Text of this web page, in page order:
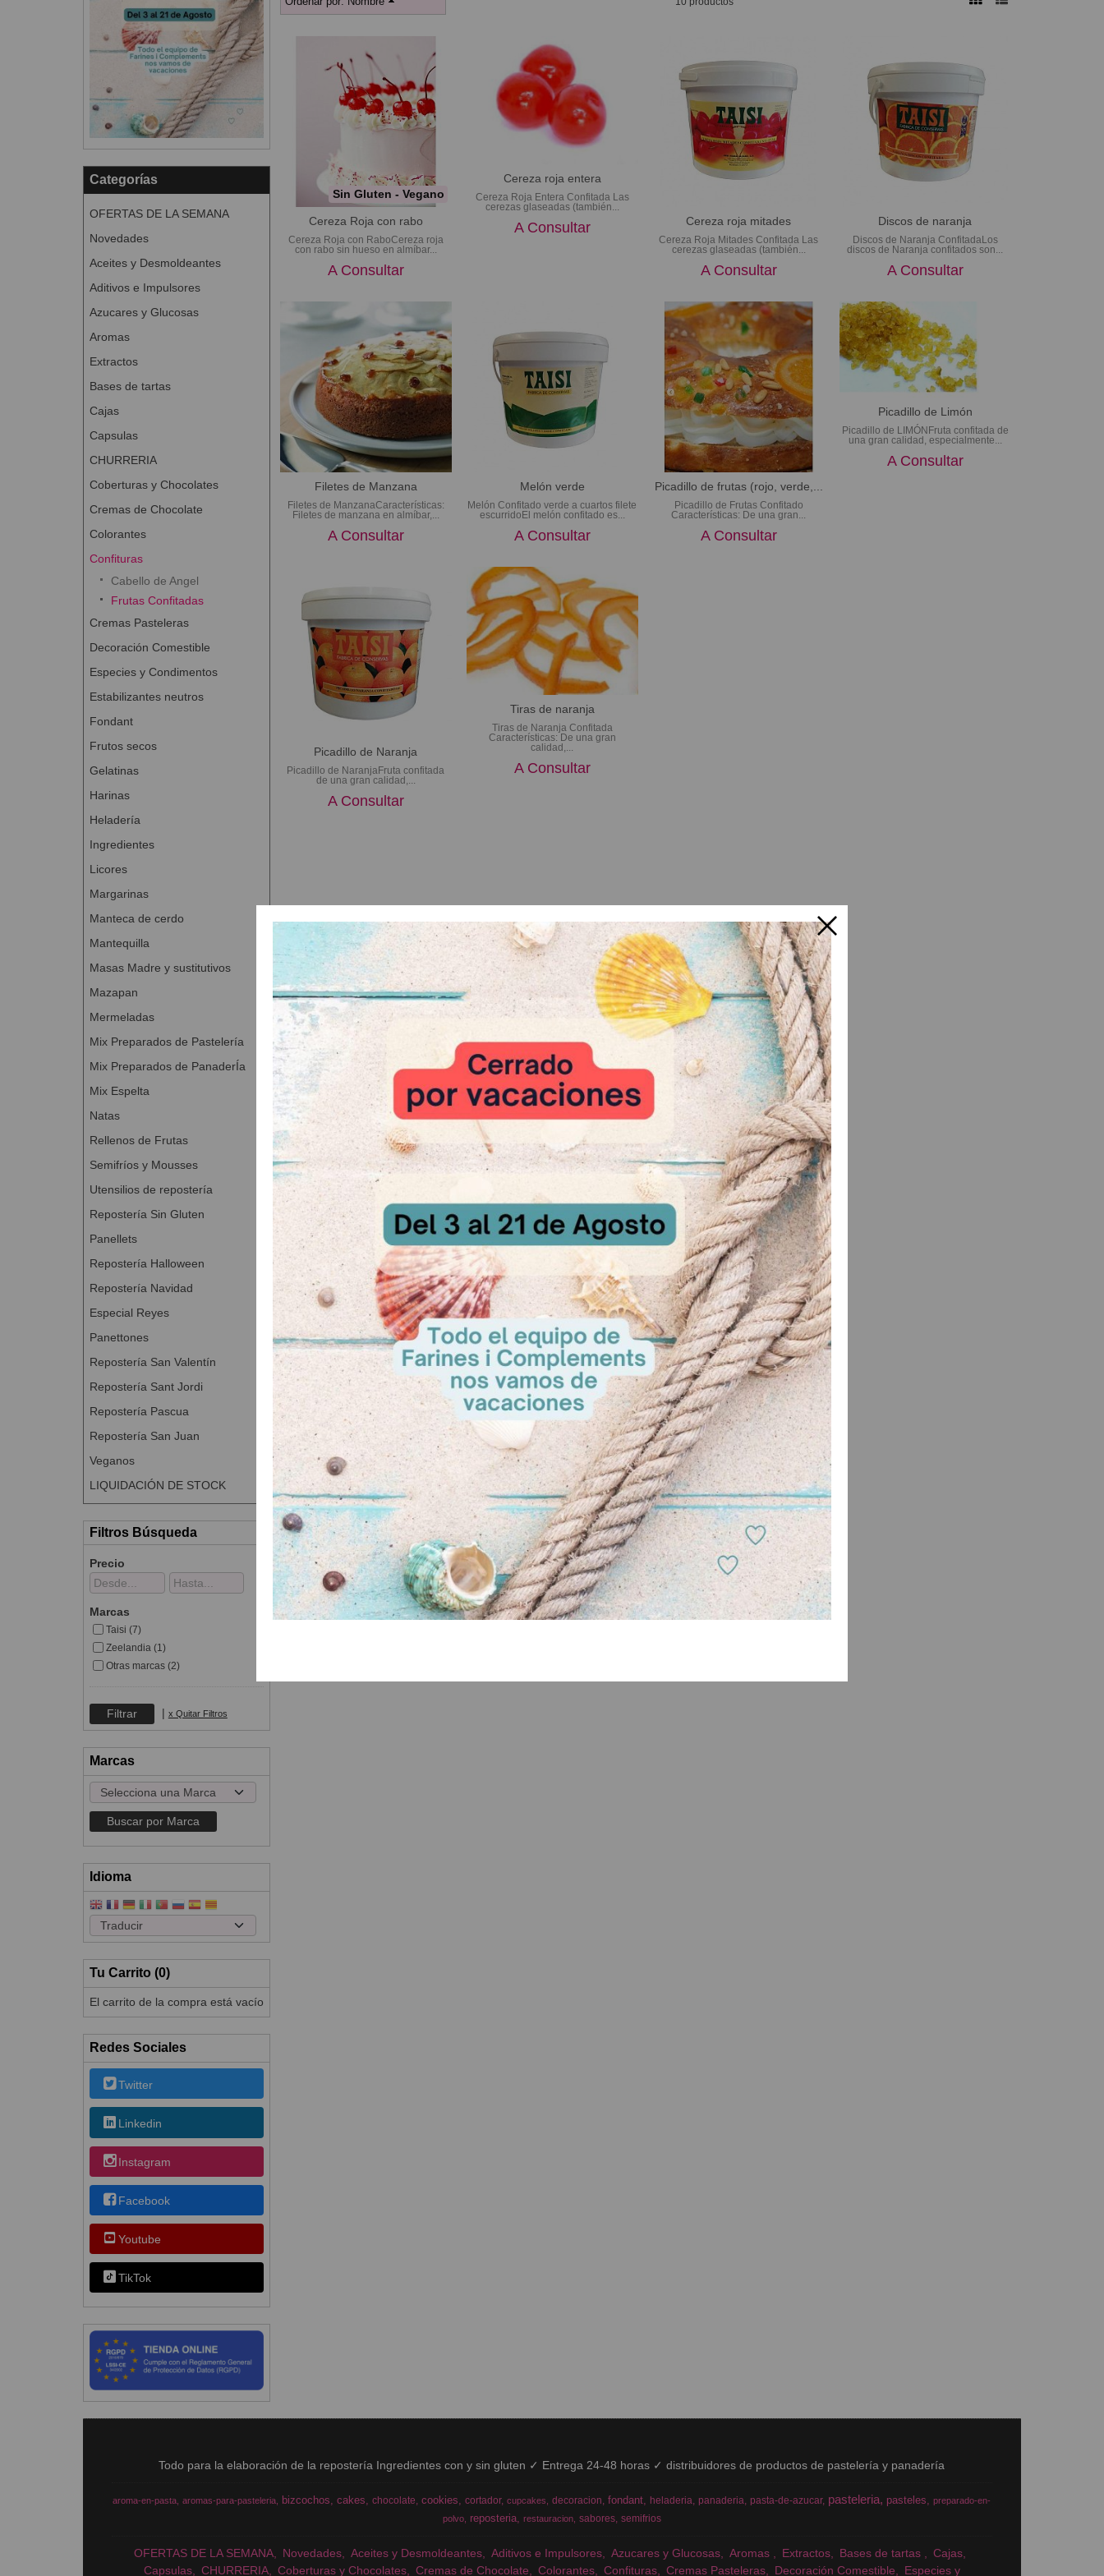
Categorías
OFERTAS DE LA SEMANA
Novedades
Aceites y Desmoldeantes
Aditivos e Impulsores
Azucares y Glucosas
Aromas
Extractos
Bases de tartas
Cajas
Capsulas
CHURRERIA
Coberturas y Chocolates
Cremas de Chocolate
Colorantes
Confituras
Cabello de Angel
Frutas Confitadas
Cremas Pasteleras
Decoración Comestible
Especies y Condimentos
Estabilizantes neutros
Fondant
Frutos secos
Gelatinas
Harinas
Heladería
Ingredientes
Licores
Margarinas
Manteca de cerdo
Mantequilla
Masas Madre y sustitutivos
Mazapan
Mermeladas
Mix Preparados de Pastelería
Mix Preparados de PanaderÍa
Mix Espelta
Natas
Rellenos de Frutas
Semifríos y Mousses
Utensilios de repostería
Repostería Sin Gluten
Panellets
Repostería Halloween
Repostería Navidad
Especial Reyes
Panettones
Repostería San Valentín
Repostería Sant Jordi
Repostería Pascua
Repostería San Juan
Veganos
LIQUIDACIÓN DE STOCK
Filtros Búsqueda
Precio
Marcas
Taisi (7)
Zeelandia (1)
Otras marcas (2)
| x Quitar Filtros
Marcas
Idioma
Tu Carrito (0)
El carrito de la compra está vacío
Redes Sociales
Twitter
Linkedin
Instagram
Facebook
Youtube
TikTok
Sin Gluten - Vegano
Cereza Roja con rabo
Cereza Roja con RaboCereza roja
con rabo sin hueso en almíbar...
A Consultar
Cereza roja entera
Cereza Roja Entera Confitada Las
cerezas glaseadas (también...
A Consultar Cereza roja mitades
Cereza Roja Mitades Confitada Las
cerezas glaseadas (también...
A Consultar
Discos de naranja
Discos de Naranja ConfitadaLos
discos de Naranja confitados son...
A Consultar
Filetes de Manzana
Filetes de ManzanaCaracterísticas:
Filetes de manzana en almíbar,...
A Consultar
Melón verde
Melón Confitado verde a cuartos filete
escurridoEl melón confitado es...
A Consultar
Picadillo de frutas (rojo, verde,...
Picadillo de Frutas Confitado
Características: De una gran...
A Consultar
Picadillo de Limón
Picadillo de LIMÓNFruta confitada de
una gran calidad, especialmente...
A Consultar
Picadillo de Naranja
Picadillo de NaranjaFruta confitada
de una gran calidad,...
A Consultar
Tiras de naranja
Tiras de Naranja Confitada
Características: De una gran
calidad,...
A Consultar
Todo para la elaboración de la repostería Ingredientes con y sin gluten ✓ Entrega 24-48 horas ✓ distribuidores de productos de pastelería y panadería
aroma-en-pasta aromas-para-pasteleria bizcochos cakes chocolate cookies cortador cupcakes decoracion fondant heladeria panaderia pasta-de-azucar pasteleria pasteles
preparado-en-
polvo
reposteria restauracion sabores semifrios
OFERTAS DE LA SEMANA Novedades Aceites y Desmoldeantes Aditivos e Impulsores Azucares y Glucosas Aromas Extractos Bases de tartas
Cajas
Capsulas
CHURRERIA Coberturas y Chocolates Cremas de Chocolate Colorantes Confituras Cremas Pasteleras Decoración Comestible Especies y